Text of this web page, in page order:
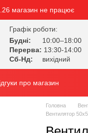
магазин не працює
Графік роботи:
Будні:
10:00–18:00
Перерва: 13:30-14:00
Сб-Нд:
вихідний
про магазин
Головна
Вентилятор